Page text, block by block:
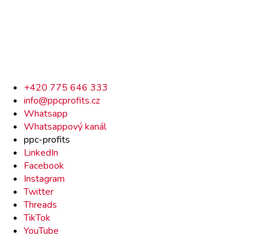
Rychlý
kontakt
+420 775 646 333
info@ppcprofits.cz
Whatsapp
Whatsappový kanál
ppc-profits
LinkedIn
Facebook
Instagram
Twitter
Threads
TikTok
YouTube